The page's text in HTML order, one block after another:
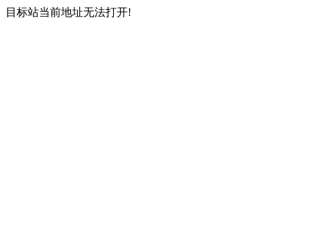
目标站当前地址无法打开!